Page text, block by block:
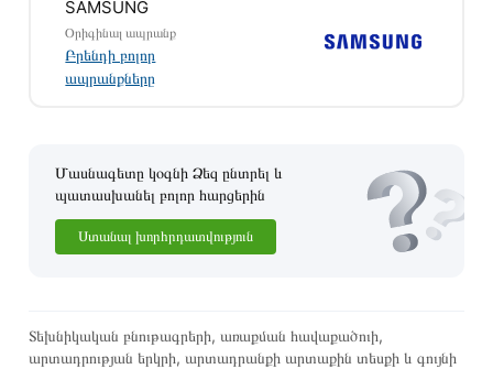
Կարող եք նաև պատվիրել՝ զանգահարելով կայքում նշված
կոնտակտային համարներին։
SAMSUNG
Օրիգինալ ապրանք
Բրենդի բոլոր
ապրանքները
Մասնագետը կօգնի Ձեզ ընտրել և
պատասխանել բոլոր հարցերին
Ստանալ խորհրդատվություն
Տեխնիկական բնութագրերի, առաքման հավաքածուի,
արտադրության երկրի, արտադրանքի արտաքին տեսքի և գույնի